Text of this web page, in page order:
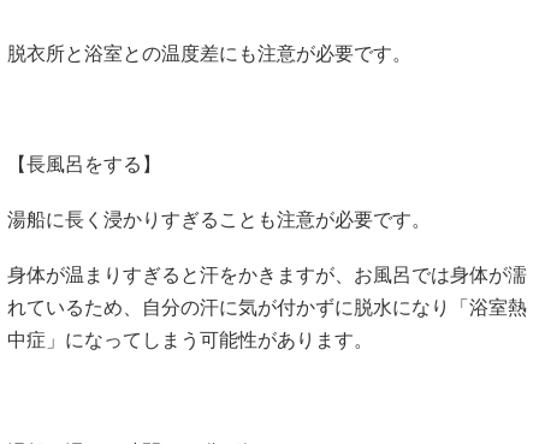
脱衣所と浴室との温度差にも注意が必要です。
【長風呂をする】
湯船に長く浸かりすぎることも注意が必要です。
身体が温まりすぎると汗をかきますが、お風呂では身体が濡
れているため、自分の汗に気が付かずに脱水になり「浴室熱
中症」になってしまう可能性があります。